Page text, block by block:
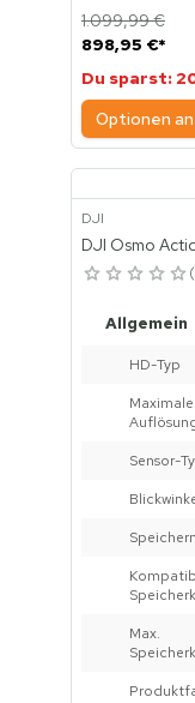
7541 Stück(e)
13,6 kg
898,95 €*
1.099,99 €
Du sparst:
Optionen
DJI
DJI Osmo
Allgemein
HD-Typ
Sensor-
Max.